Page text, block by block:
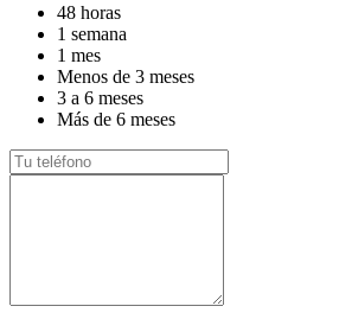
48 horas
1 semana
1 mes
Menos de 3 meses
3 a 6 meses
Más de 6 meses